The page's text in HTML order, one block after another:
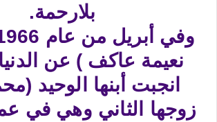
بلارحمة.
نعيمة عاكف ) عن
انجبت أبنها الوحيد
زوجها الثاني وهي في